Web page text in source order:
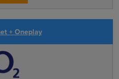
+ Oneplay